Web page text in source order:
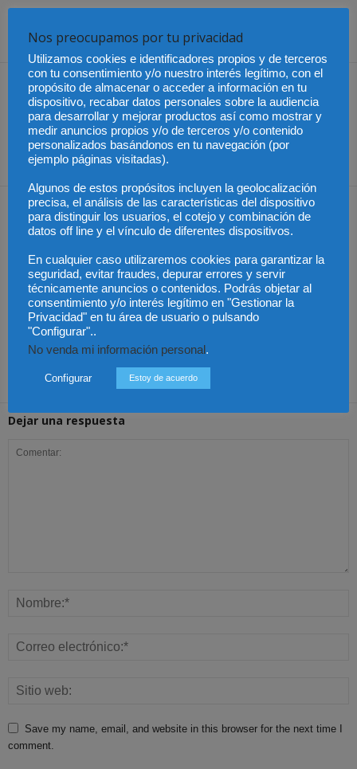
Share
Artículo anterior
Renta 2018: Seis
novedades de la campaña
Artículo siguiente
El Banco de España se
convierte en el garante de
los derechos del
Artículos relacionados Más del autor
México – Gobierno
solicita que bienes
decomisados a narcos
se entreguen a México
México – Asistencia a
México – Sheinbaum
Dejar una respuesta
Save my name, email, and website in this browser for the next time I
comment.
Nos preocupamos por tu privacidad
Utilizamos cookies e identificadores propios y de terceros
con tu consentimiento y/o nuestro interés legítimo, con el
propósito de almacenar o acceder a información en tu
dispositivo, recabar datos personales sobre la audiencia
para desarrollar y mejorar productos así como mostrar y
medir anuncios propios y/o de terceros y/o contenido
personalizados basándonos en tu navegación (por
ejemplo páginas visitadas).
Algunos de estos propósitos incluyen la geolocalización
precisa, el análisis de las características del dispositivo
para distinguir los usuarios, el cotejo y combinación de
datos off line y el vínculo de diferentes dispositivos.
En cualquier caso utilizaremos cookies para garantizar la
seguridad, evitar fraudes, depurar errores y servir
técnicamente anuncios o contenidos. Podrás objetar al
consentimiento y/o interés legítimo en "Gestionar la
Privacidad" en tu área de usuario o pulsando
"Configurar"..
No venda mi información personal.
Configurar Estoy de acuerdo